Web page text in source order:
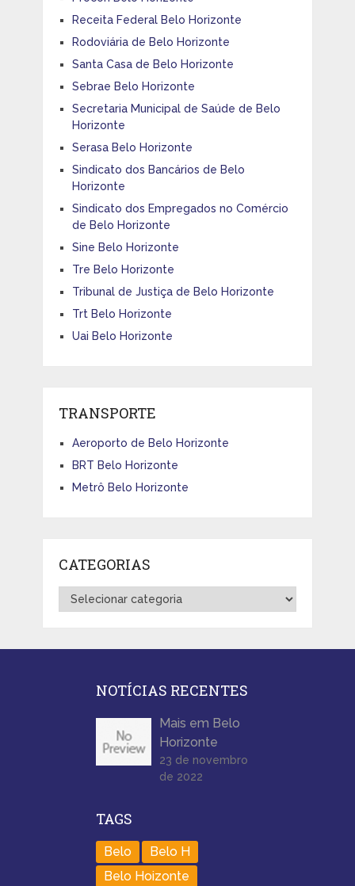
Receita Federal Belo Horizonte
Rodoviária de Belo Horizonte
Santa Casa de Belo Horizonte
Sebrae Belo Horizonte
Secretaria Municipal de Saúde de Belo
Horizonte
Serasa Belo Horizonte
Sindicato dos Bancários de Belo
Horizonte
Sindicato dos Empregados no Comércio
de Belo Horizonte
Sine Belo Horizonte
Tre Belo Horizonte
Tribunal de Justiça de Belo Horizonte
Trt Belo Horizonte
Uai Belo Horizonte
TRANSPORTE
Aeroporto de Belo Horizonte
BRT Belo Horizonte
Metrô Belo Horizonte
CATEGORIAS
Categorias
NOTÍCIAS RECENTES
Mais em Belo
Horizonte
23 de novembro
de 2022
TAGS
Belo
Belo H
Belo Hoizonte